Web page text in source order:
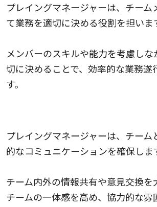
プレイングマネージャーは、チーム
て業務を適切に決める役割を担いま
メンバーのスキルや能力を考慮し
切に決めることで、効率的な業務遂
す。
プレイングマネージャーは、チーム
的なコミュニケーションを確保しま
チーム内外の情報共有や意見交換を
チームの一体感を高め、協力的な雰